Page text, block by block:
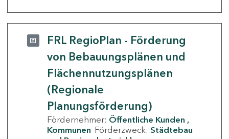
FRL RegioPlan - Förderung
von Bebauungsplänen und
Flächennutzungsplänen
(Regionale
Planungsförderung)
Fördernehmer: Öffentliche Kunden
Kommunen Förderzweck: Städtebau